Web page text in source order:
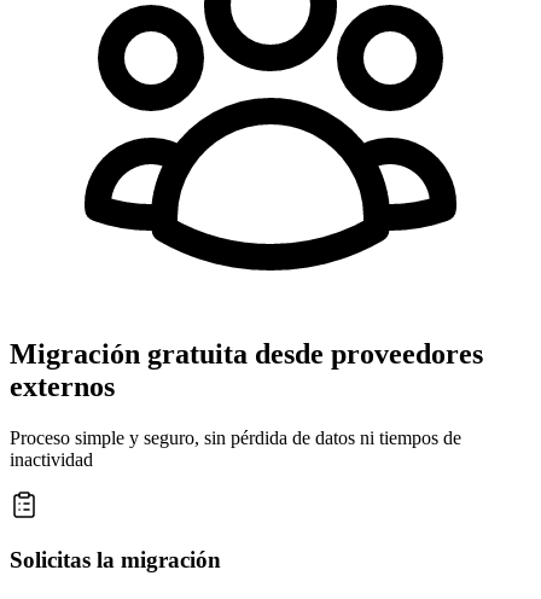
Migración gratuita desde proveedores
externos
Proceso simple y seguro, sin pérdida de datos ni tiempos de
inactividad
Solicitas la migración